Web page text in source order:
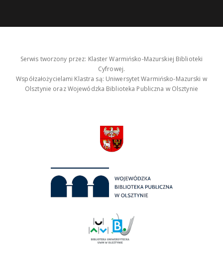
Serwis tworzony przez: Klaster Warmińsko-Mazurskiej Biblioteki
Cyfrowej.
Współzałożycielami Klastra są: Uniwersytet Warmińsko-Mazurski w
Olsztynie oraz Wojewódzka Biblioteka Publiczna w Olsztynie